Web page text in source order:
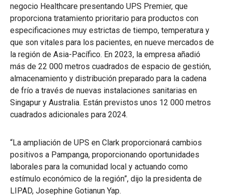
negocio Healthcare presentando UPS Premier, que
proporciona tratamiento prioritario para productos con
especificaciones muy estrictas de tiempo, temperatura y
que son vitales para los pacientes, en nueve mercados de
la región de Asia-Pacífico. En 2023, la empresa añadió
más de 22 000 metros cuadrados de espacio de gestión,
almacenamiento y distribución preparado para la cadena
de frío a través de nuevas instalaciones sanitarias en
Singapur y Australia. Están previstos unos 12 000 metros
cuadrados adicionales para 2024.
“La ampliación de UPS en Clark proporcionará cambios
positivos a Pampanga, proporcionando oportunidades
laborales para la comunidad local y actuando como
estímulo económico de la región”, dijo la presidenta de
LIPAD, Josephine Gotianun Yap.